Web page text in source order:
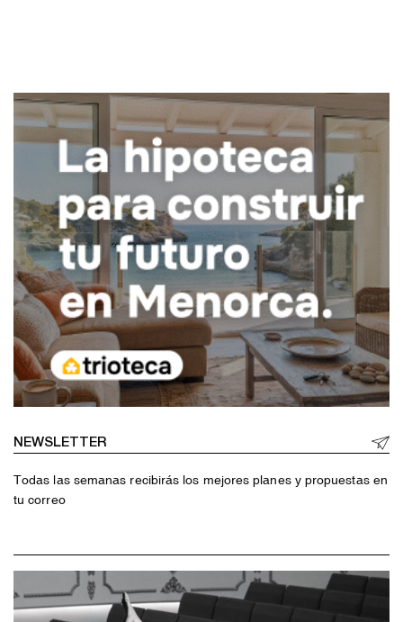
NEWSLETTER
Todas las semanas recibirás los mejores planes y propuestas en
tu correo